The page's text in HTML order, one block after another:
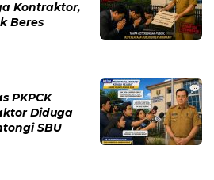
Kontraktor,
Beres
PKPCK
Diduga
SBU